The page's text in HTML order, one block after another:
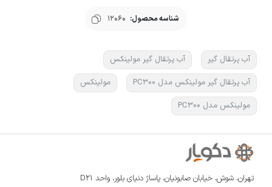
شناسه محصول: 12060
آب پرتقال گیر
آب پرتقال گیر مولینکس
آب پرتقال گیر مولینکس مدل PC300
مولینکس
مولینکس مدل PC300
تهران، شوش، خیابان صابونیان، پاساژ دنیای بلور، واحد D21